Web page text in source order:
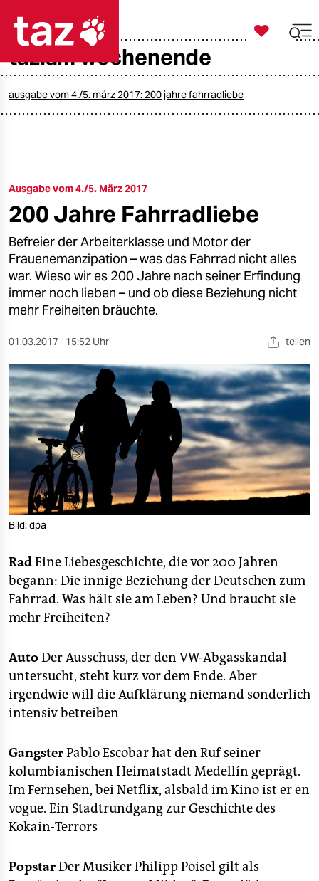
taz zahl ich
öko
gesellschaft
kultur
sport
berlin
nord
wahrheit
verlag
verlag
veranstaltungen
shop
fragen & hilfe
unterstützen
abo
genossenschaft

taz zahl ich
taz.am wochenende
ausgabe vom 4./5. märz 2017: 200 jahre fahrradliebe
Ausgabe vom 4./5. März 2017
200 Jahre Fahrradliebe
Befreier der Arbeiterklasse und Motor der
Frauenemanzipation – was das Fahrrad nicht alles
war. Wieso wir es 200 Jahre nach seiner Erfindung
immer noch lieben – und ob diese Beziehung nicht
mehr Freiheiten bräuchte.
01.03.2017 15:52 Uhr teilen
Bild: dpa
RadEine Liebesgeschichte, die vor 200 Jahren
begann: Die innige Beziehung der Deutschen zum
Fahrrad. Was hält sie am Leben? Und braucht sie
mehr Freiheiten?
AutoDer Ausschuss, der den VW-Abgasskandal
untersucht, steht kurz vor dem Ende. Aber
irgendwie will die Aufklärung niemand sonderlich
intensiv betreiben
GangsterPablo Escobar hat den Ruf seiner
kolumbianischen Heimatstadt Medellín geprägt.
Im Fernsehen, bei Netflix, alsbald im Kino ist er en
vogue. Ein Stadtrundgang zur Geschichte des
Kokain-Terrors
PopstarDer Musiker Philipp Poisel gilt als